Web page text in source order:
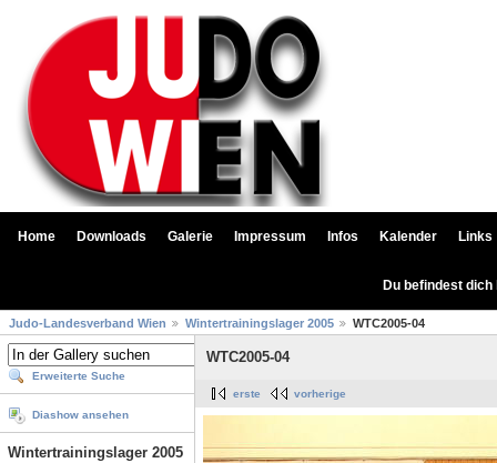
Home Downloads Galerie Impressum Infos Kalender Links
Du befindest
Judo-Landesverband Wien Wintertrainingslager 2005 WTC2005-04
Erweiterte Suche
Diashow ansehen
Wintertrainingslager 2005
WTC2005-04
erste vorherige